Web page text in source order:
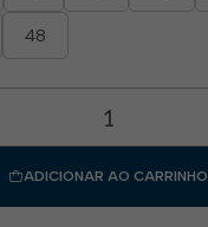
48
ADICIONAR AO CARRINHO